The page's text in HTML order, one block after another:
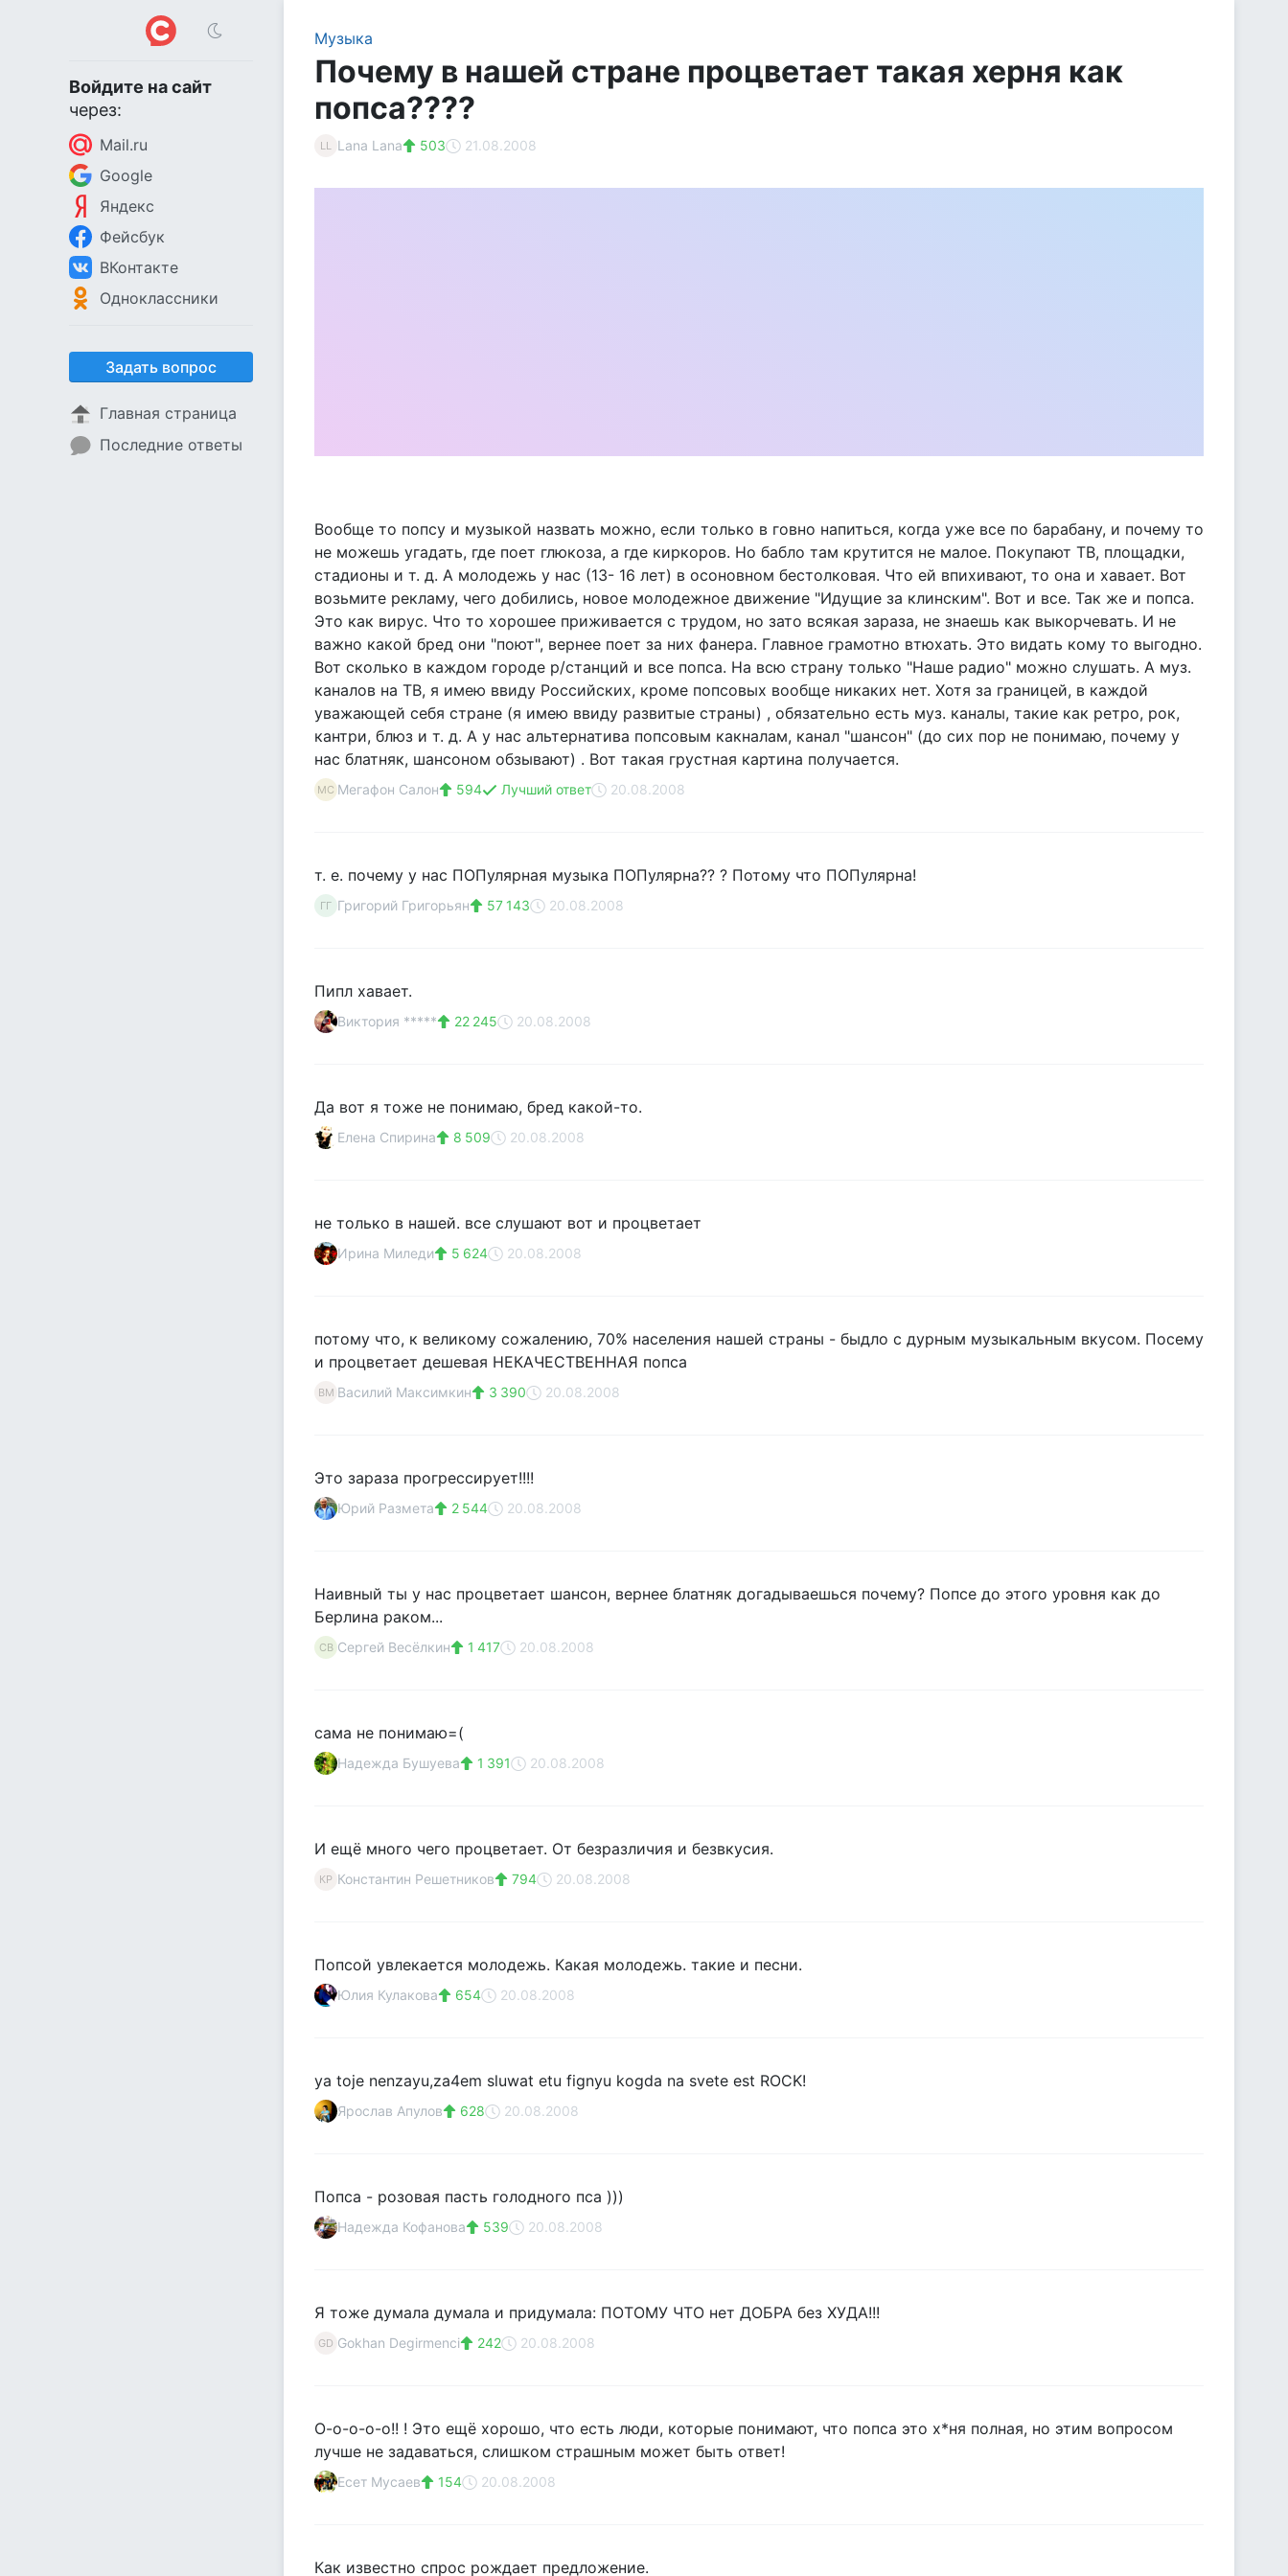
Войдите на сайт
через:
Mail.ru
Google
Яндекс
Фейсбук
ВКонтакте
Одноклассники
Задать вопрос
Главная страница
Последние ответы
Музыка
Почему в нашей стране процветает такая херня как
попса????
LL Lana Lana 503 21.08.2008
Вообще то попсу и музыкой назвать можно, если только в говно напиться, когда уже все по барабану, и почему то
не можешь угадать, где поет глюкоза, а где киркоров. Но бабло там крутится не малое. Покупают ТВ, площадки,
стадионы и т. д. А молодежь у нас (13- 16 лет) в осоновном бестолковая. Что ей впихивают, то она и хавает. Вот
возьмите рекламу, чего добились, новое молодежное движение "Идущие за клинским". Вот и все. Так же и попса.
Это как вирус. Что то хорошее приживается с трудом, но зато всякая зараза, не знаешь как выкорчевать. И не
важно какой бред они "поют", вернее поет за них фанера. Главное грамотно втюхать. Это видать кому то выгодно.
Вот сколько в каждом городе р/станций и все попса. На всю страну только "Наше радио" можно слушать. А муз.
каналов на ТВ, я имею ввиду Российских, кроме попсовых вообще никаких нет. Хотя за границей, в каждой
уважающей себя стране (я имею ввиду развитые страны) , обязательно есть муз. каналы, такие как ретро, рок,
кантри, блюз и т. д. А у нас альтернатива попсовым какналам, канал "шансон" (до сих пор не понимаю, почему у
нас блатняк, шансоном обзывают) . Вот такая грустная картина получается.
МС Мегафон Салон 594 Лучший ответ 20.08.2008
т. е. почему у нас ПОПулярная музыка ПОПулярна?? ? Потому что ПОПулярна!
ГГ Григорий Григорьян 57 143 20.08.2008
Пипл хавает.
Виктория ***** 22 245 20.08.2008
Да вот я тоже не понимаю, бред какой-то.
Елена Спирина 8 509 20.08.2008
не только в нашей. все слушают вот и процветает
Ирина Миледи 5 624 20.08.2008
потому что, к великому сожалению, 70% населения нашей страны - быдло с дурным музыкальным вкусом. Посему
и процветает дешевая НЕКАЧЕСТВЕННАЯ попса
ВМ Василий Максимкин 3 390 20.08.2008
Это зараза прогрессирует!!!!
Юрий Размета 2 544 20.08.2008
Наивный ты у нас процветает шансон, вернее блатняк догадываешься почему? Попсе до этого уровня как до
Берлина раком...
СВ Сергей Весёлкин 1 417 20.08.2008
сама не понимаю=(
Надежда Бушуева 1 391 20.08.2008
И ещё много чего процветает. От безразличия и безвкусия.
КР Константин Решетников 794 20.08.2008
Попсой увлекается молодежь. Какая молодежь. такие и песни.
Юлия Кулакова 654 20.08.2008
ya toje nenzayu,za4em sluwat etu fignyu kogda na svete est ROCK!
Ярослав Апулов 628 20.08.2008
Попса - розовая пасть голодного пса )))
Надежда Кофанова 539 20.08.2008
Я тоже думала думала и придумала: ПОТОМУ ЧТО нет ДОБРА без ХУДА!!!
GD Gokhan Degirmenci 242 20.08.2008
О-о-о-о-о!! ! Это ещё хорошо, что есть люди, которые понимают, что попса это х*ня полная, но этим вопросом
лучше не задаваться, слишком страшным может быть ответ!
Есет Мусаев 154 20.08.2008
Как известно спрос рождает предложение.